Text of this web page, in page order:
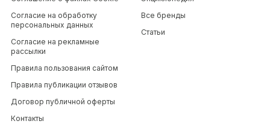
Согласие на обработку
персональных данных
Согласие на рекламные
рассылки
Правила пользования сайтом
Правила публикации отзывов
Договор публичной оферты
Контакты
Все бренды
Статьи